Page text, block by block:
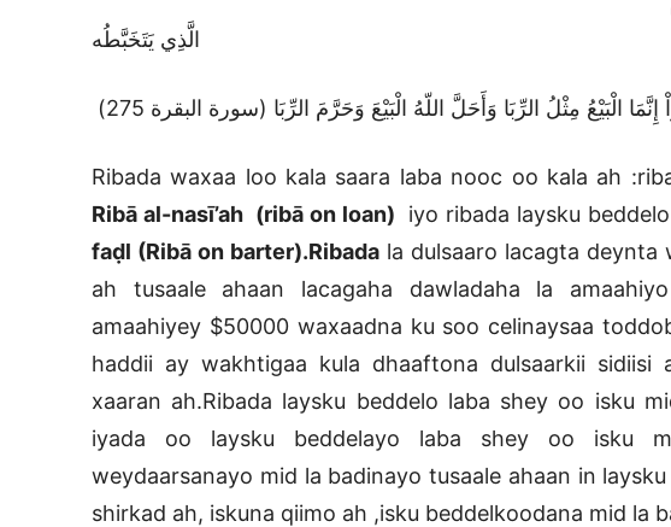
الَّذِي يَتَخَبَّطُه
Ribada waxaa loo kala saara laba nooc oo kala ah
Ribā al-nasī’ah (ribā on loan)
iyo ribada laysku
faḍl (Ribā on barter).Ribadala dulsaaro lacagta deynta
ah tusaale ahaan lacagaha dawladaha la
amaahiyey $50000 waxaadna ku soo celinaysaa
haddii ay wakhtigaa kula dhaaftona dulsaarkii sidiisi
xaaran ah.Ribada laysku beddelo laba shey oo isku
iyada oo laysku beddelayo laba shey oo isku
weydaarsanayo mid la badinayo tusaale ahaan in
shirkad ah, iskuna qiimo ah ,isku beddelkoodana mid la